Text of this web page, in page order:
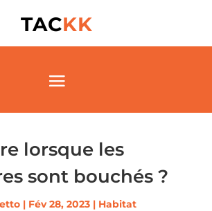
TACKK
lorsque les
sont bouchés ?
| Fév 28, 2023| Habitat